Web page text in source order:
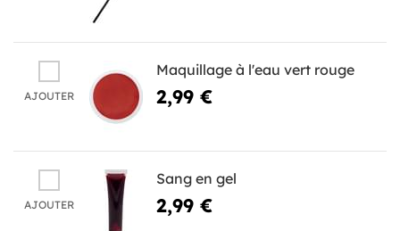
AJOUTER
Maquillage à l'eau vert rouge
2,99 €
AJOUTER
Sang en gel
2,99 €